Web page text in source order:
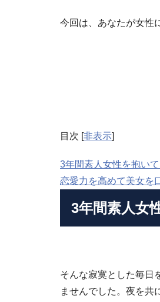
今回は、あなたが女性
目次 [非表示]
3年間素人女性を抱い
恋愛力を高めて美女を
3年間素人女
そんな寂寞とした毎日
ませんでした。夜を共